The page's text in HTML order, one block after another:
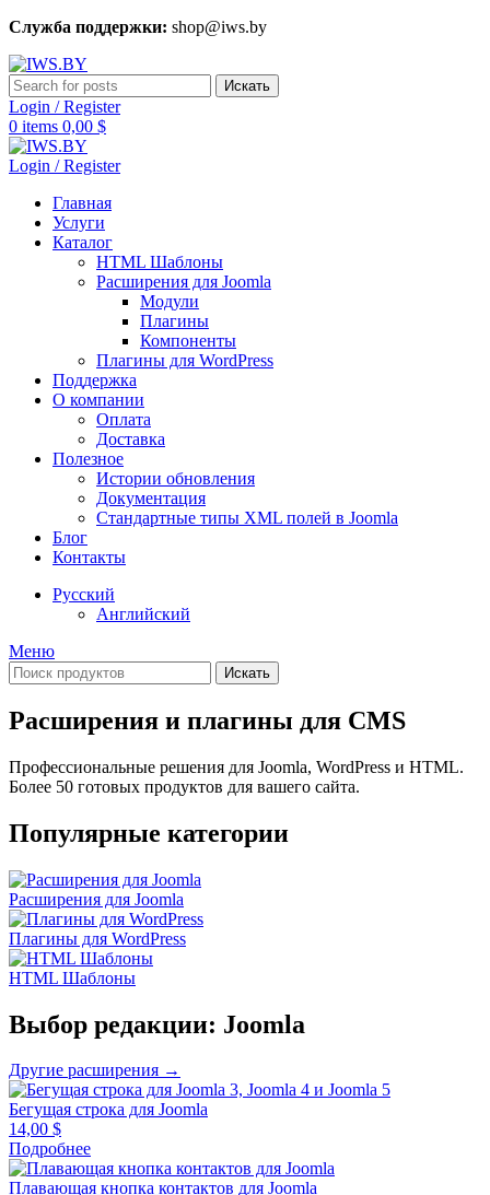
Служба поддержки: shop@iws.by
Искать
Login / Register
0 items 0,00 $
Login / Register
Главная
Услуги
Каталог
HTML Шаблоны
Расширения для Joomla
Модули
Плагины
Компоненты
Плагины для WordPress
Поддержка
О компании
Оплата
Доставка
Полезное
Истории обновления
Документация
Стандартные типы XML полей в Joomla
Блог
Контакты
Русский
Английский
Меню
Искать
Расширения и плагины для CMS
Профессиональные решения для Joomla, WordPress и HTML.
Более 50 готовых продуктов для вашего сайта.
Популярные категории
Расширения для Joomla
Плагины для WordPress
HTML Шаблоны
Выбор редакции: Joomla
Другие расширения →
Бегущая строка для Joomla
14,00 $
Подробнее
Плавающая кнопка контактов для Joomla